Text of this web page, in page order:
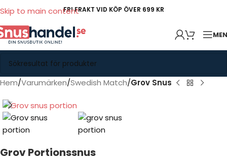
Skip to main contentFRI FRAKT VID KÖP ÖVER 699 KR
Hem Varumärken Swedish Match Grov Snus
Grov Portionssnus